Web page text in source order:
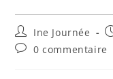
Ine Journée
0 commentaire